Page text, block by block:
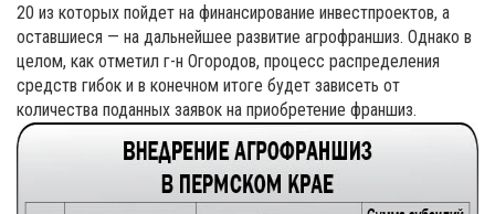
20 из которых пойдет на финансирование инвестпроектов, а
оставшиеся — на дальнейшее развитие агрофраншиз. Однако в
целом, как отметил г-н Огородов, процесс распределения
средств гибок и в конечном итоге будет зависеть от
количества поданных заявок на приобретение франшиз.